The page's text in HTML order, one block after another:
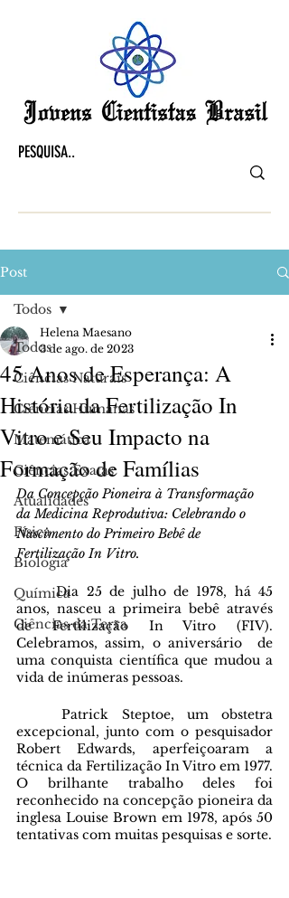
Post
Todos
Ciências Naturais
Ciências Humanas
Matemática
Ciências Exatas
Atualidades
Física
Biologia
Química
Ciências da Terra
Todos
45 Anos de Esperança: A
História da Fertilização In
Vitro e Seu Impacto na
Formação de Famílias
Helena Maesano
3 de ago. de 2023
Da Concepção Pioneira à Transformação
da Medicina Reprodutiva: Celebrando o
Nascimento do Primeiro Bebê de
Fertilização In Vitro.
	Dia 25 de julho de 1978, há 45
anos, nasceu a primeira bebê através
de Fertilização In Vitro (FIV).
Celebramos, assim, o aniversário  de
uma conquista científica que mudou a
vida de inúmeras pessoas.
	Patrick Steptoe, um obstetra
excepcional, junto com o pesquisador
Robert Edwards, aperfeiçoaram a
técnica da Fertilização In Vitro em 1977.
O brilhante trabalho deles foi
reconhecido na concepção pioneira da
inglesa Louise Brown em 1978, após 50